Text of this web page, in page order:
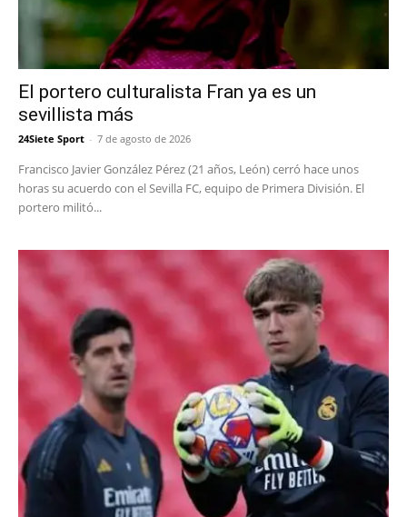
El portero culturalista Fran ya es un
sevillista más
24Siete Sport - 7 de agosto de 2026
Francisco Javier González Pérez (21 años, León) cerró hace unos
horas su acuerdo con el Sevilla FC, equipo de Primera División. El
portero militó...